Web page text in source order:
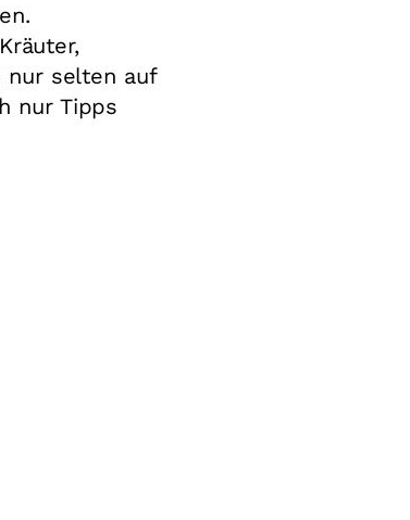
nur selten auf
nur Tipps